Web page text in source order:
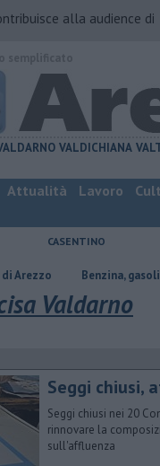
alla audience di
VALDICHIANA
Attualità Lavoro
CASENTINO
gasolio, gpl, ecco
Valdarno
Seggi chiusi,
Seggi chiusi nei 20
rinnovare la
sull'affluenza